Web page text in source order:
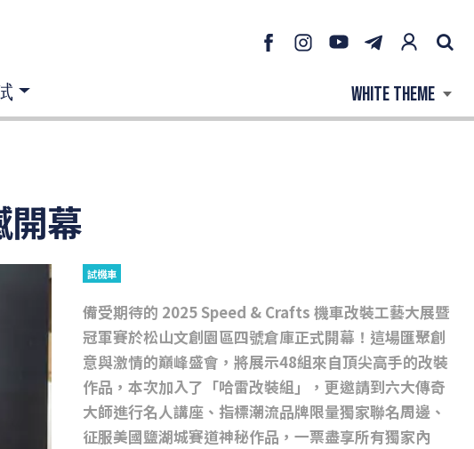
開幕
試機車
備受期待的 2025 Speed & Crafts 機車改裝工藝大展暨
冠軍賽於松山文創園區四號倉庫正式開幕！這場匯聚創
意與激情的巔峰盛會，將展示48組來自頂尖高手的改裝
作品，本次加入了「哈雷改裝組」，更邀請到六大傳奇
大師進行名人講座、指標潮流品牌限量獨家聯名周邊、
征服美國鹽湖城賽道神秘作品，一票盡享所有獨家內